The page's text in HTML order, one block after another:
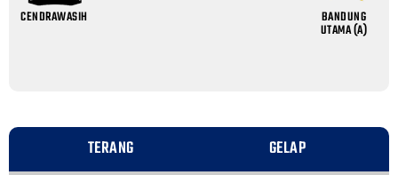
CENDRAWASIH BANDUNG
UTAMA (A)
TERANG
GELAP